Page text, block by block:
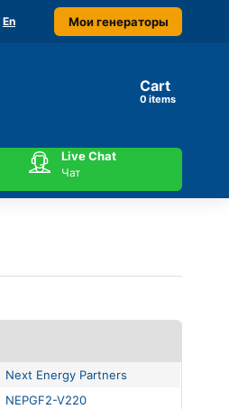
En Мои генераторы
Cart
items
Live Chat
Чат
Next Energy Partners
NEPGF2-V220